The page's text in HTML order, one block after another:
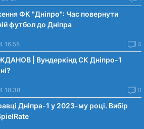
ФК "Дніпро": Час повернути
футбол до Дніпра
16:58 4
| Вундеркінд СК Дніпро-1
18:38 0
Дніпра-1 у 2023-му році. Вибiр